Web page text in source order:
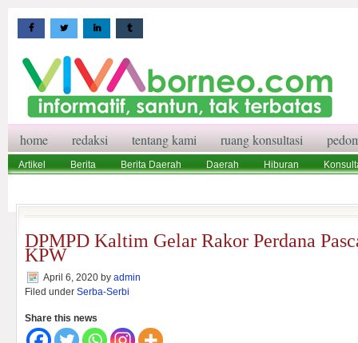
home redaksi tentang kami ruang konsultasi
Artikel Berita Berita Daerah Daerah Hiburan
DPMPD Kaltim Gelar Rakor Perdana
KPW
April 6, 2020 by admin
Filed under Serba-Serbi
Share this news